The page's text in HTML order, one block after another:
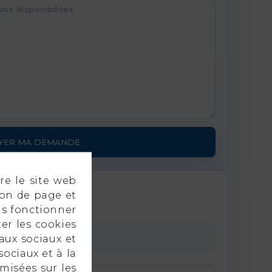
MA DEMANDE
le site web
de page et
fonctionner
les cookies
sociaux et
et à la
sur les